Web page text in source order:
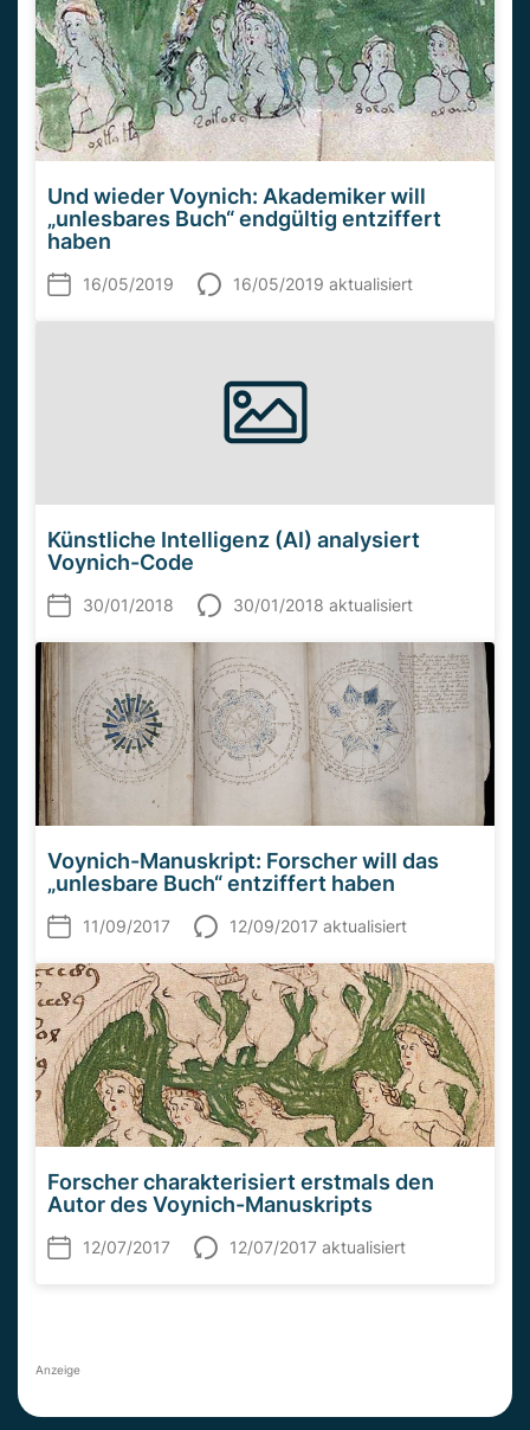
Und wieder Voynich: Akademiker will
„unlesbares Buch“ endgültig entziffert
haben
16/05/2019 16/05/2019 aktualisiert
Künstliche Intelligenz (AI) analysiert
Voynich-Code
30/01/2018 30/01/2018 aktualisiert
Voynich-Manuskript: Forscher will das
„unlesbare Buch“ entziffert haben
11/09/2017 12/09/2017 aktualisiert
Forscher charakterisiert erstmals den
Autor des Voynich-Manuskripts
12/07/2017 12/07/2017 aktualisiert
Anzeige